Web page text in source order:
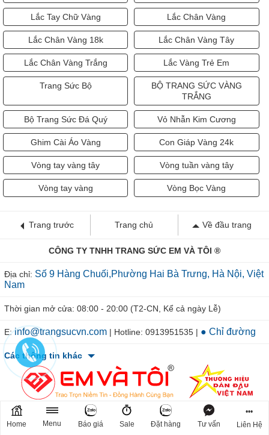
Lắc Tay Chữ Vàng Lắc Chân Vàng
Lắc Chân Vàng 18k Lắc Chân Vàng Tây
Lắc Chân Vàng Trắng Lắc Vàng Trẻ Em
Trang Sức Bộ
BỘ TRANG SỨC VÀNG
TRẮNG
Bộ Trang Sức Đá Quý Vỏ Nhẫn Kim Cương
Ghim Cài Áo Vàng Con Giáp Vàng 24k
Vòng tay vàng tây Vòng tuần vàng tây
Vòng tay vàng Vòng Bọc Vàng
Trang trước Trang chủ Về đầu trang
CÔNG TY TNHH TRANG SỨC EM VÀ TÔI ®
Địa chỉ: Số 9 Hàng Chuối,Phường Hai Bà Trưng, Hà Nội, Việt
Nam
Thời gian mở cửa: 08:00 - 20:00 (T2-CN, Kể cả ngày Lễ)
E:info@trangsucvn.com | Hotline: 0913951535 | ● Chỉ đường
Các thông tin khác
Home Menu Báo giá Sale Đặt hàng Tư vấn
•••
Liên Hệ